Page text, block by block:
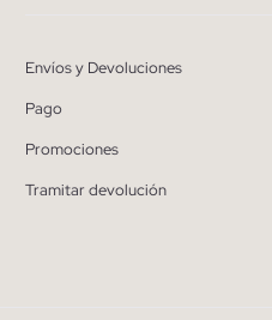
* Puedes
Envíos y Devoluciones
Pago
Promociones
Tramitar devolución